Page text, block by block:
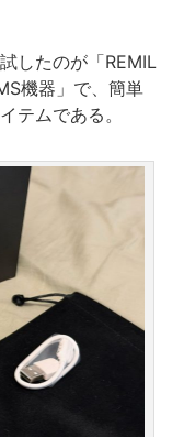
したのが「REMIL
機器」で、簡単
テムである。